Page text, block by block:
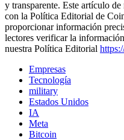
y transparente. Este artículo
con la Política Editorial de
proporcionar información
lectores verificar la
nuestra Política Editorial
Empresas
Tecnología
military
Estados Unidos
IA
Meta
Bitcoin